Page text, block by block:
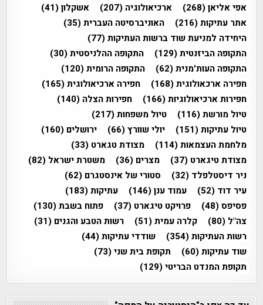
אפי אליאן(268) ארכיאולוגיה (207) אשקלון(41)
אתר עתיקות(216) האוניברסיטה העברית(35)
היחידה למניעת שוד ברשות העתיקות(77)
התקופה הביזנטית(129) התקופה ההלניסטית(30)
התקופה העות'מנית(62) התקופה הרומית(120)
חפירה ארכאולוגית(168) חפירה ארכיאולוגית(165)
חפירות ארכיאולוגיות(166) חפירות הצלה (140)
טיול מורשת(116) טיול משפחות(217)
טיול עתיקות(151) יולי שוורץ(66) ירושלים (160)
מלחמת העצמאות(114) מצודת טגארט (33)
מצודת טיגארט (37) מצרים (36) משטרת ישראל (82)
ניר דיסטלפלד (32) סטורי של אינסטגרם (62)
עיר דוד (52) עמוד ענן(146) עתיקות(183)
פסיפס(48) פרויקט טיגארט (37) פתוח בשבת(130)
צה"ל (80) קלרה עמית(51) רשות הטבע והגנים (31)
רשות העתיקות(354) שודדי עתיקות(44)
שוד עתיקות(60) תקופת בית שני(73)
תקופת המנדט הבריטי(129)